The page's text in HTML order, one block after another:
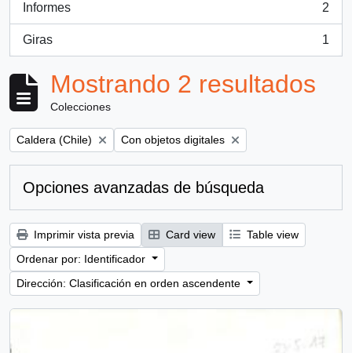
Informes
, 2 resultados
2
Giras
, 1 resultados
1
Mostrando 2 resultados
Colecciones
Remove filter:
Caldera (Chile) Remove filter:
Con objetos digitales
Opciones avanzadas de búsqueda
Imprimir vista previa Card view
Table view
Ordenar por: Identificador
Dirección: Clasificación en orden ascendente